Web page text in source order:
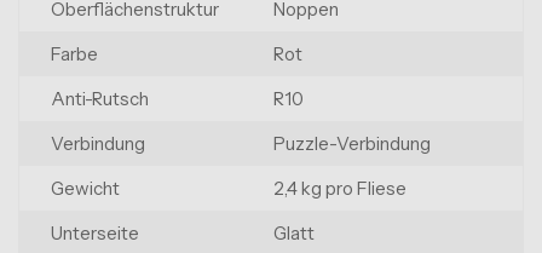
Oberflächenstruktur
Noppen
Farbe
Rot
Anti-Rutsch
R10
Verbindung
Puzzle-Verbindung
Gewicht
2,4 kg pro Fliese
Unterseite
Glatt